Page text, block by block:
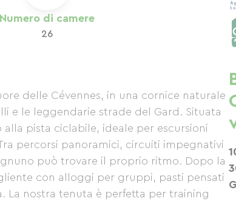
Numero di camere
26
delle Cévennes, in una cornice naturale
e le leggendarie strade del Gard. Situata
pista ciclabile, ideale per escursioni
percorsi panoramici, circuiti impegnativi
può trovare il proprio ritmo. Dopo la
con alloggi per gruppi, pasti pensati
La nostra tenuta è perfetta per training